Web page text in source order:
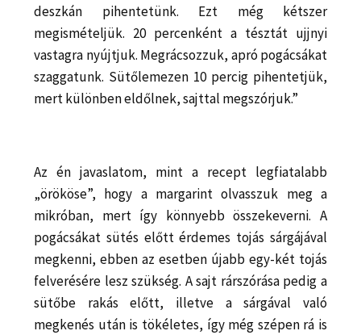
deszkán pihentetünk. Ezt még kétszer
megismételjük. 20 percenként a tésztát ujjnyi
vastagra nyújtjuk. Megrácsozzuk, apró pogácsákat
szaggatunk. Sütőlemezen 10 percig pihentetjük,
mert különben eldőlnek, sajttal megszórjuk.”
Az én javaslatom, mint a recept legfiatalabb
„örököse”, hogy a margarint olvasszuk meg a
mikróban, mert így könnyebb összekeverni. A
pogácsákat sütés előtt érdemes tojás sárgájával
megkenni, ebben az esetben újabb egy-két tojás
felverésére lesz szükség. A sajt rárszórása pedig a
sütőbe rakás előtt, illetve a sárgával való
megkenés után is tökéletes, így még szépen rá is